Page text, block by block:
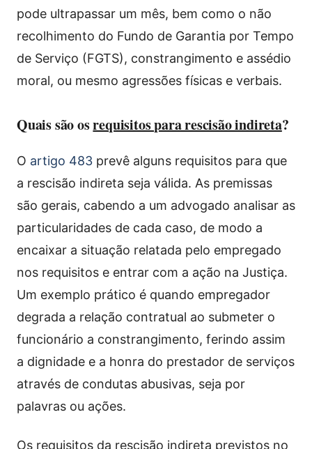
pode ultrapassar um mês, bem como o não
recolhimento do Fundo de Garantia por Tempo
de Serviço (FGTS), constrangimento e assédio
moral, ou mesmo agressões físicas e verbais.
Quais são osrequisitos para rescisão indireta?
O artigo 483 prevê alguns requisitos para que
a rescisão indireta seja válida. As premissas
são gerais, cabendo a um advogado analisar as
particularidades de cada caso, de modo a
encaixar a situação relatada pelo empregado
nos requisitos e entrar com a ação na Justiça.
Um exemplo prático é quando empregador
degrada a relação contratual ao submeter o
funcionário a constrangimento, ferindo assim
a dignidade e a honra do prestador de serviços
através de condutas abusivas, seja por
palavras ou ações.
Os requisitos da rescisão indireta previstos no